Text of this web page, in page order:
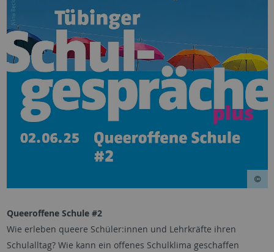
Queeroffene Schule #2
Wie erleben queere Schüler:innen und Lehrkräfte ihren
Schulalltag? Wie kann ein offenes Schulklima geschaffen